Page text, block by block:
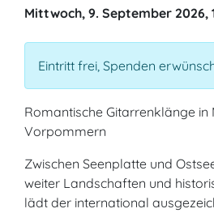
Mittwoch, 9. September 2026,
Eintritt frei, Spenden
Romantische Gitarrenklänge in
Vorpommern
Zwischen Seenplatte und
weiter Landschaften und
lädt der international